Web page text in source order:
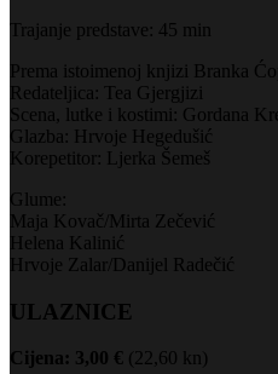
Trajanje predstave: 45 min
Prema istoimenoj knjizi Branka
Redateljica: Tea Gjergjizi
Scena, lutke i kostimi: Gordana
Glazba: Hrvoje Hegedušić
Korepetitor: Ljerka Šemeš
Glume:
Maja Kovač/Mirta Zečević
Helena Kalinić
Hrvoje Zalar/Danijel Radečić
ULAZNICE
Cijena: 3,00 € (22,60 kn)